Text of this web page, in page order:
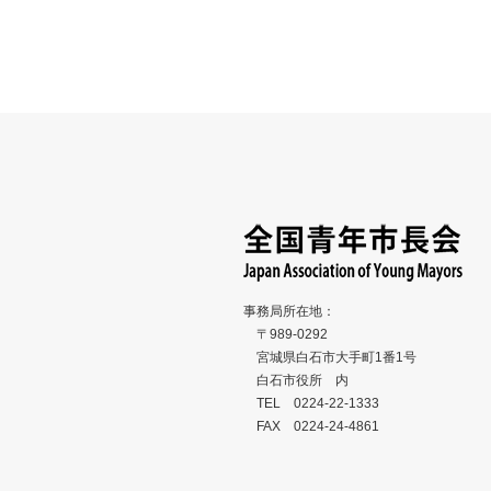
事務局所在地：
〒989-0292
宮城県白石市大手町1番1号
白石市役所 内
TEL 0224-22-1333
FAX 0224-24-4861